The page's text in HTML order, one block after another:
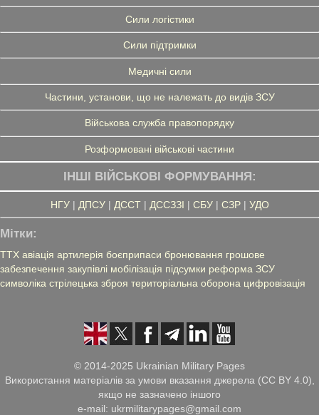
Сили логістики
Сили підтримки
Медичні сили
Частини, установи, що не належать до видів ЗСУ
Військова служба правопорядку
Розформовані військові частини
ІНШІ ВІЙСЬКОВІ ФОРМУВАННЯ:
НГУ| ДПСУ| ДССТ| ДССЗЗІ | СБУ| СЗР| УДО
Мітки:
ТТХ авіація артилерія боєприпаси бронювання грошове
забезпечення закупівлі мобілізація підсумки реформа ЗСУ
символіка стрілецька зброя територіальна оборона цифровізація
© 2014-2025 Ukrainian Military Pages
Використання матеріалів за умови вказання джерела (CC BY 4.0),
якщо не зазначено іншого
e-mail: ukrmilitarypages@gmail.com